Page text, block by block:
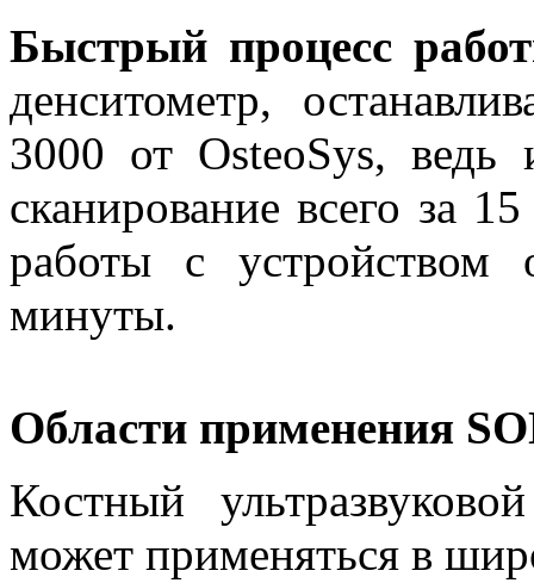
Быстрый процесс
денситометр,
3000 от OsteoSys, ведь
сканирование всего за
работы с
минуты.
Области применения
Костный
может применяться в